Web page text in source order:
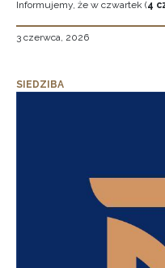
Informujemy, że w czwartek (4
3 czerwca, 2026
SIEDZIBA